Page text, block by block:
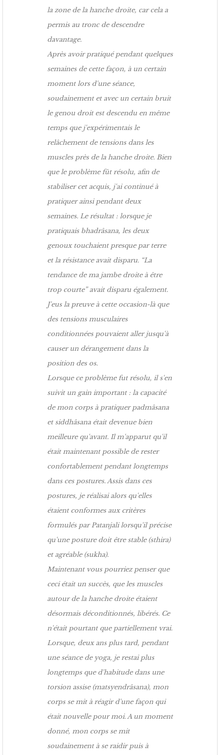
la zone de la hanche droite, car cela a
permis au tronc de descendre
davantage.
Après avoir pratiqué pendant quelques
semaines de cette façon, à un certain
moment lors d'une séance,
soudainement et avec un certain bruit
le genou droit est descendu en même
temps que j'expérimentais le
relâchement de tensions dans les
muscles près de la hanche droite. Bien
que le problème fût résolu, afin de
stabiliser cet acquis, j'ai continué à
pratiquer ainsi pendant deux
semaines. Le résultat : lorsque je
pratiquais bhadrâsana, les deux
genoux touchaient presque par terre
et la résistance avait disparu. “La
tendance de ma jambe droite à être
trop courte” avait disparu également.
J'eus la preuve à cette occasion-là que
des tensions musculaires
conditionnées pouvaient aller jusqu'à
causer un dérangement dans la
position des os.
Lorsque ce problème fut résolu, il s'en
suivit un gain important : la capacité
de mon corps à pratiquer padmâsana
et siddhâsana était devenue bien
meilleure qu'avant. Il m'apparut qu'il
était maintenant possible de rester
confortablement pendant longtemps
dans ces postures. Assis dans ces
postures, je réalisai alors qu'elles
étaient conformes aux critères
formulés par Patanjali lorsqu'il précise
qu'une posture doit être stable (sthira)
et agréable (sukha).
Maintenant vous pourriez penser que
ceci était un succès, que les muscles
autour de la hanche droite étaient
désormais déconditionnés, libérés. Ce
n'était pourtant que partiellement vrai.
Lorsque, deux ans plus tard, pendant
une séance de yoga, je restai plus
longtemps que d'habitude dans une
torsion assise (matsyendrâsana), mon
corps se mit à réagir d'une façon qui
était nouvelle pour moi. A un moment
donné, mon corps se mit
soudainement à se raidir puis à